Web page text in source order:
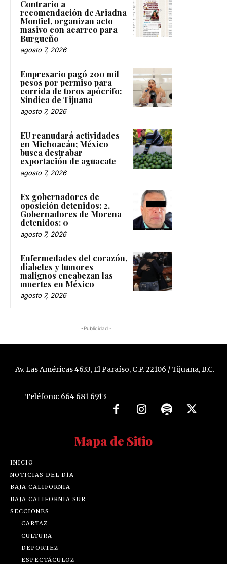
Contrario a
recomendación de Ariadna
Montiel, organizan acto
masivo con acarreo para
Burgueño
agosto 7, 2026
Empresario pagó 200 mil
pesos por permiso para
corrida de toros apócrifo:
Sindica de Tijuana
agosto 7, 2026
EU reanudará actividades
en Michoacán; México
busca destrabar
exportación de aguacate
agosto 7, 2026
Ex gobernadores de
oposición detenidos: 2.
Gobernadores de Morena
detenidos: 0
agosto 7, 2026
Enfermedades del corazón,
diabetes y tumores
malignos encabezan las
muertes en México
agosto 7, 2026
-Publicidad -
Av. Las Américas 4633, El Paraíso, C.P. 22106 / Tijuana, B.C.
Teléfono: 664 681 6913
Mapa de Sitio
INICIO
NOTICIAS DEL DÍA
BAJA CALIFORNIA
BAJA CALIFORNIA SUR
SECCIONES
CARTAZ
CULTURA
DEPORTEZ
ESPECTÁCULOZ